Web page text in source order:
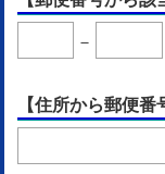
－
【住所から郵便番